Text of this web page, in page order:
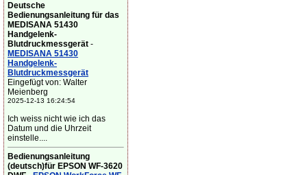
Deutsche
Bedienungsanleitung für das
MEDISANA 51430
Handgelenk-
Blutdruckmessgerät -
MEDISANA 51430
Handgelenk-
Blutdruckmessgerät
Eingefügt von: Walter
Meienberg
2025-12-13 16:24:54
Ich weiss nicht wie ich das
Datum und die Uhrzeit
einstelle....
Bedienungsanleitung
(deutsch)für EPSON WF-3620